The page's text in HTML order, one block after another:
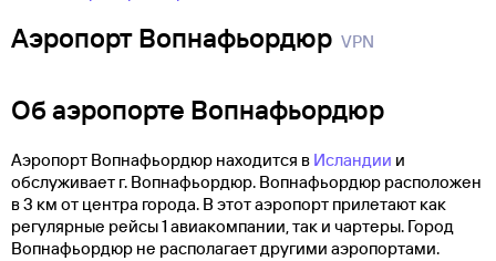
Аэропорт Вопнафьордюр VPN
Об аэропорте Вопнафьордюр
Аэропорт Вопнафьордюр находится в Исландии и
обслуживает г. Вопнафьордюр. Вопнафьордюр расположен
в 3 км от центра города. В этот аэропорт прилетают как
регулярные рейсы 1 авиакомпании, так и чартеры. Город
Вопнафьордюр не располагает другими аэропортами.